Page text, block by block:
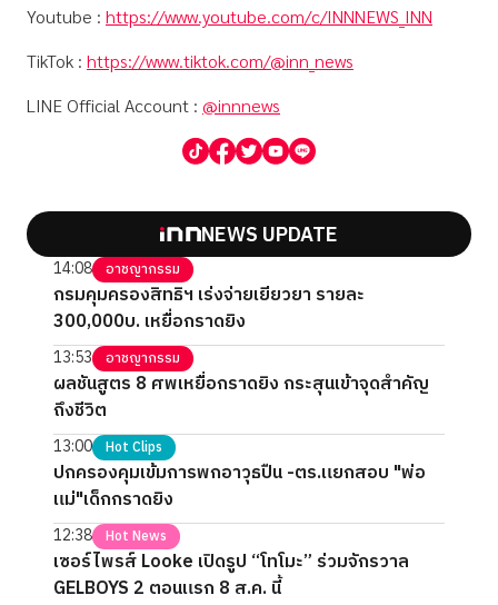
Youtube : https://www.youtube.com/c/INNNEWS_INN
TikTok : https://www.tiktok.com/@inn_news
LINE Official Account : @innnews
NEWS UPDATE
14:08 อาชญากรรม
กรมคุมครองสิทธิฯ เร่งจ่ายเยียวยา รายละ
300,000บ. เหยื่อกราดยิง
13:53 อาชญากรรม
ผลชันสูตร 8 ศพเหยื่อกราดยิง กระสุนเข้าจุดสำคัญ
ถึงชีวิต
13:00 Hot Clips
ปกครองคุมเข้มการพกอาวุธปืน -ตร.แยกสอบ "พ่อ
แม่"เด็กกราดยิง
12:38 Hot News
เซอร์ไพรส์ Looke เปิดรูป “โทโมะ” ร่วมจักรวาล
GELBOYS 2 ตอนแรก 8 ส.ค. นี้